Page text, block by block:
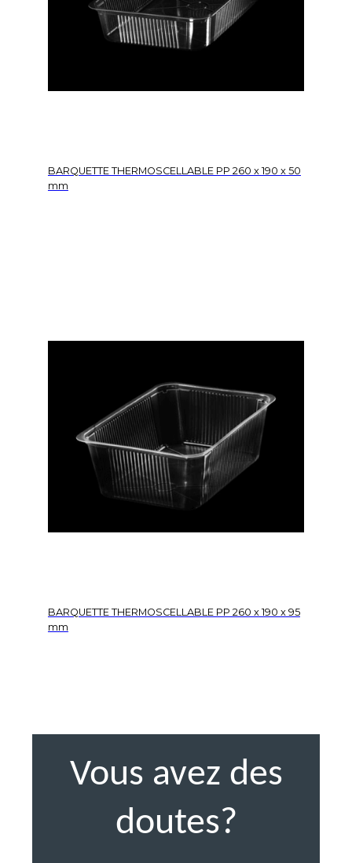
BARQUETTE THERMOSCELLABLE PP 260 x 190 x 50
mm
BARQUETTE THERMOSCELLABLE PP 260 x 190 x 95
mm
Vous avez des
doutes?